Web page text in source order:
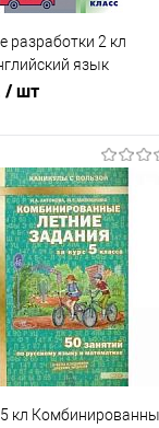
разработки 2 кл
язык
/ шт
Подписаться
в 1 клик
К
Недоступно
кл